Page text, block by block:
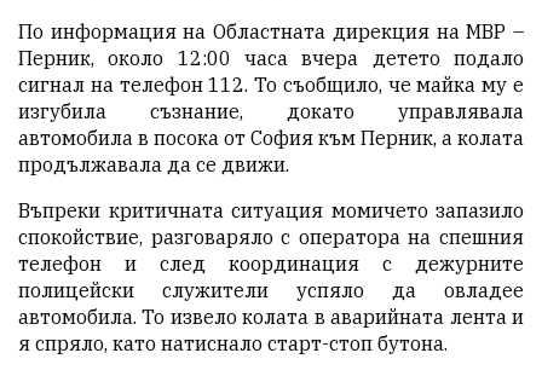
По информация на Областната дирекция на МВР –
Перник, около 12:00 часа вчера детето подало
сигнал на телефон 112. То съобщило, че майка му е
изгубила съзнание, докато управлявала
автомобила в посока от София към Перник, а колата
продължавала да се движи.
Въпреки критичната ситуация момичето запазило
спокойствие, разговаряло с оператора на спешния
телефон и след координация с дежурните
полицейски служители успяло да овладее
автомобила. То извело колата в аварийната лента и
я спряло, като натиснало старт-стоп бутона.